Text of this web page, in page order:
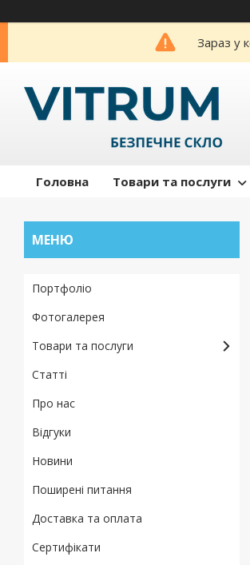
Зараз у
Головна Товари та послуги
Портфоліо
Фотогалерея
Товари та послуги
Статті
Про нас
Відгуки
Новини
Поширені питання
Доставка та оплата
Сертифікати